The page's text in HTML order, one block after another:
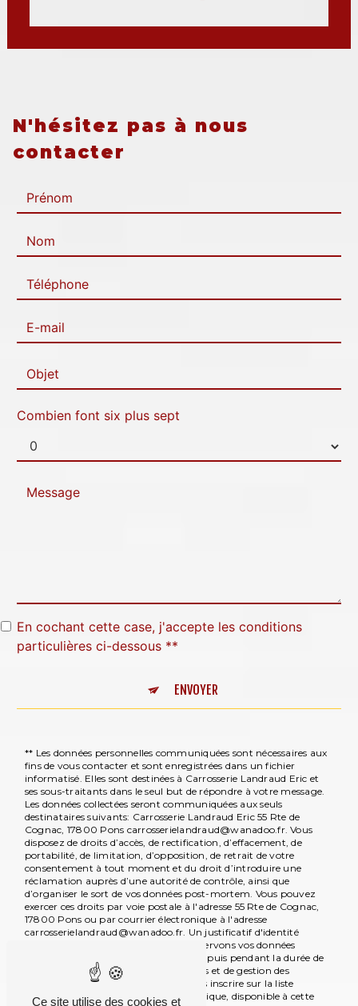
N'hésitez pas à nous
contacter
Combien font six plus sept
En cochant cette case, j'accepte les conditions
particulières ci-dessous **
ENVOYER
** Les données personnelles communiquées sont nécessaires aux
fins de vous contacter et sont enregistrées dans un fichier
informatisé. Elles sont destinées à Carrosserie Landraud Eric et
ses sous-traitants dans le seul but de répondre à votre message.
Les données collectées seront communiquées aux seuls
destinataires suivants: Carrosserie Landraud Eric 55 Rte de
Cognac, 17800 Pons carrosserielandraud@wanadoo.fr. Vous
disposez de droits d’accès, de rectification, d’effacement, de
portabilité, de limitation, d’opposition, de retrait de votre
consentement à tout moment et du droit d’introduire une
réclamation auprès d’une autorité de contrôle, ainsi que
d’organiser le sort de vos données post-mortem. Vous pouvez
exercer ces droits par voie postale à l'adresse 55 Rte de Cognac,
17800 Pons ou par courrier électronique à l'adresse
carrosserielandraud@wanadoo.fr. Un justificatif d'identité
pourra vous être demandé. Nous conservons vos données
pendant la période de prise de contact puis pendant la durée de
prescription légale aux fins probatoires et de gestion des
contentieux. Vous avez le droit de vous inscrire sur la liste
d'opposition au démarchage téléphonique, disponible à cette
Ce site utilise des cookies et